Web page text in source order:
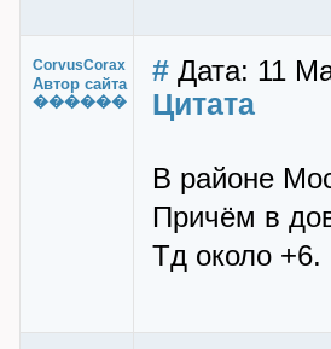
CorvusCorax
Автор сайта
������
# Дата: 11
Цитата
В районе
Причём в
Тд около +6.